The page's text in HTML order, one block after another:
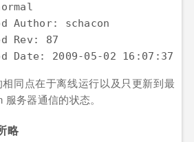
Author: schacon
Rev: 87
Date: 2009-05-02 16:07:37 -
同点在于离线运行以及只更新到最
务器通信的状态。
略